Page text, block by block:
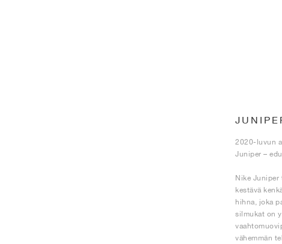
2020-luvun
Juniper –
Nike Juniper
kestävä
hihna, joka
silmukat on
vähemmän